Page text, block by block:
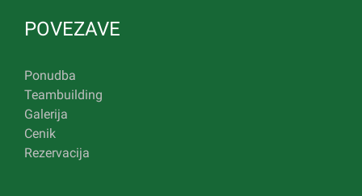
POVEZAVE
Ponudba
Teambuilding
Galerija
Cenik
Rezervacija